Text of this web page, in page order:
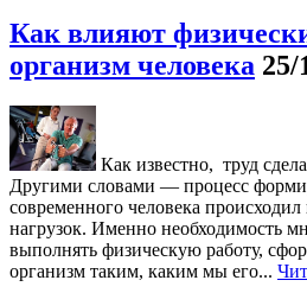
Как влияют
организм человека 25/
Как известно, труд
Другими словами — процесс
современного человека
нагрузок. Именно необходимость
выполнять физическую работу,
организм таким, каким мы его...